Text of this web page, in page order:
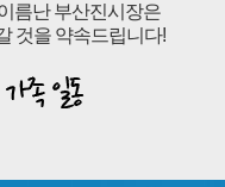
름난 부산진시장은
것을 약속드립니다!